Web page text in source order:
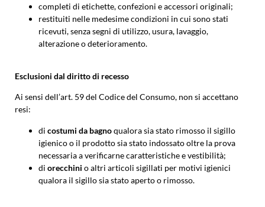
completi di etichette, confezioni e accessori originali;
restituiti nelle medesime condizioni in cui sono stati
ricevuti, senza segni di utilizzo, usura, lavaggio,
alterazione o deterioramento.
Esclusioni dal diritto di recesso
Ai sensi dell’art. 59 del Codice del Consumo, non si accettano
resi:
di costumi da bagnoqualora sia stato rimosso il sigillo
igienico o il prodotto sia stato indossato oltre la prova
necessaria a verificarne caratteristiche e vestibilità;
di orecchini o altri articoli sigillati per motivi igienici
qualora il sigillo sia stato aperto o rimosso.